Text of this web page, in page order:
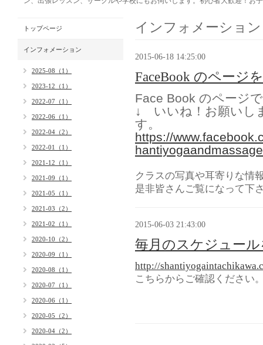
インフォメーション
2015-06-18 14:25:00
FaceBook のページ
Face Book のページ
↓ いいね！お願いし
す。
https://
hantiyogaandmassage
クラスの写真や耳寄りな情
是非皆さんご覧になって下
2015-06-03 21:43:00
毎月のスケジュー
http://
こちらからご確認ください
トップページ
インフォメーション
2025-08（1）
2023-12（1）
2022-07（1）
2022-06（1）
2022-04（2）
2022-01（1）
2021-12（1）
2021-09（1）
2021-05（1）
2021-03（2）
2021-02（1）
2020-10（2）
2020-09（1）
2020-08（1）
2020-07（1）
2020-06（1）
2020-05（2）
2020-04（2）